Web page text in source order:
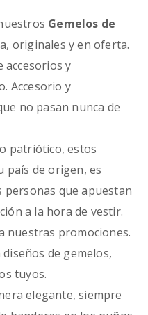
Gemelos de
originales y en oferta.
accesorios y
Accesorio y
no pasan nunca de
patriótico, estos
país de origen, es
personas que apuestan
a la hora de vestir.
nuestras promociones.
de gemelos,
tuyos.
elegante, siempre